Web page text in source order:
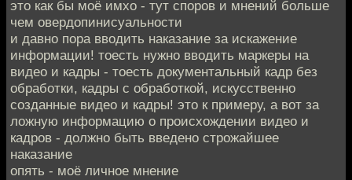
это как бы моё имхо - тут споров и мнений больше
чем овердопинисуальности
и давно пора вводить наказание за искажение
информации! тоесть нужно вводить маркеры на
видео и кадры - тоесть документальный кадр без
обработки, кадры с обработкой, искусственно
созданные видео и кадры! это к примеру, а вот за
ложную информацию о происхождении видео и
кадров - должно быть введено строжайшее
наказание
опять - моё личное мнение